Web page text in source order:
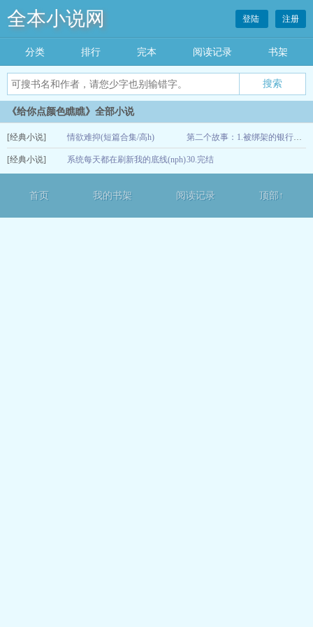
全本小说网 登陆 注册
分类 排行 完本 阅读记录 书架
《给你点颜色瞧瞧》全部小说
[经典小说] 情欲难抑(短篇合集/高h) 第二个故事：1.被绑架的银行女职员
[经典小说] 系统每天都在刷新我的底线(nph)30.完结
首页 我的书架 阅读记录 顶部↑